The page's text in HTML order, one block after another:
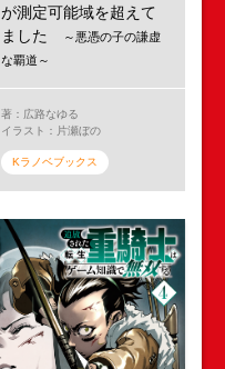
が測定可能域を超えて
ました
～悪憑の子の謙虚
な覇道～
著：広路なゆる
イラスト：片瀬ぼの
Kラノベブックス